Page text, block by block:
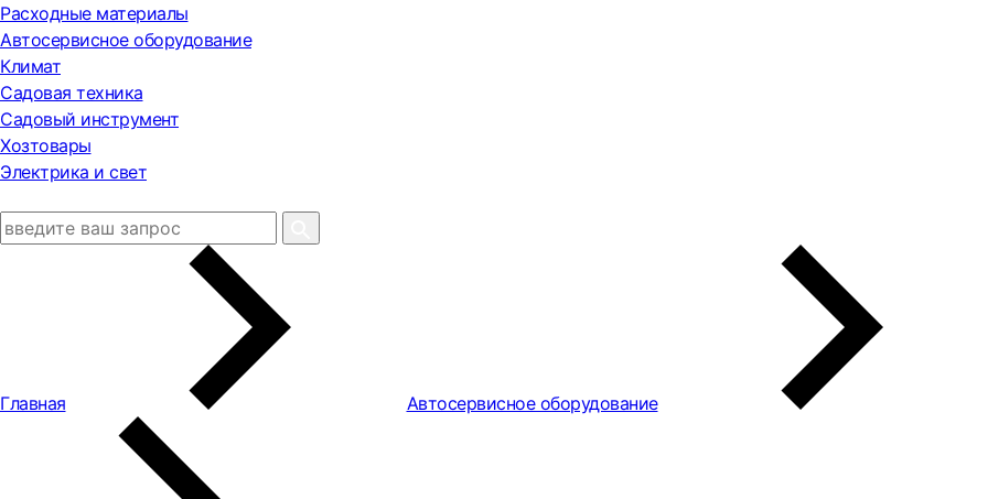
Расходные материалы
Автосервисное оборудование
Климат
Садовая техника
Садовый инструмент
Хозтовары
Электрика и свет
Главная Автосервисное оборудование